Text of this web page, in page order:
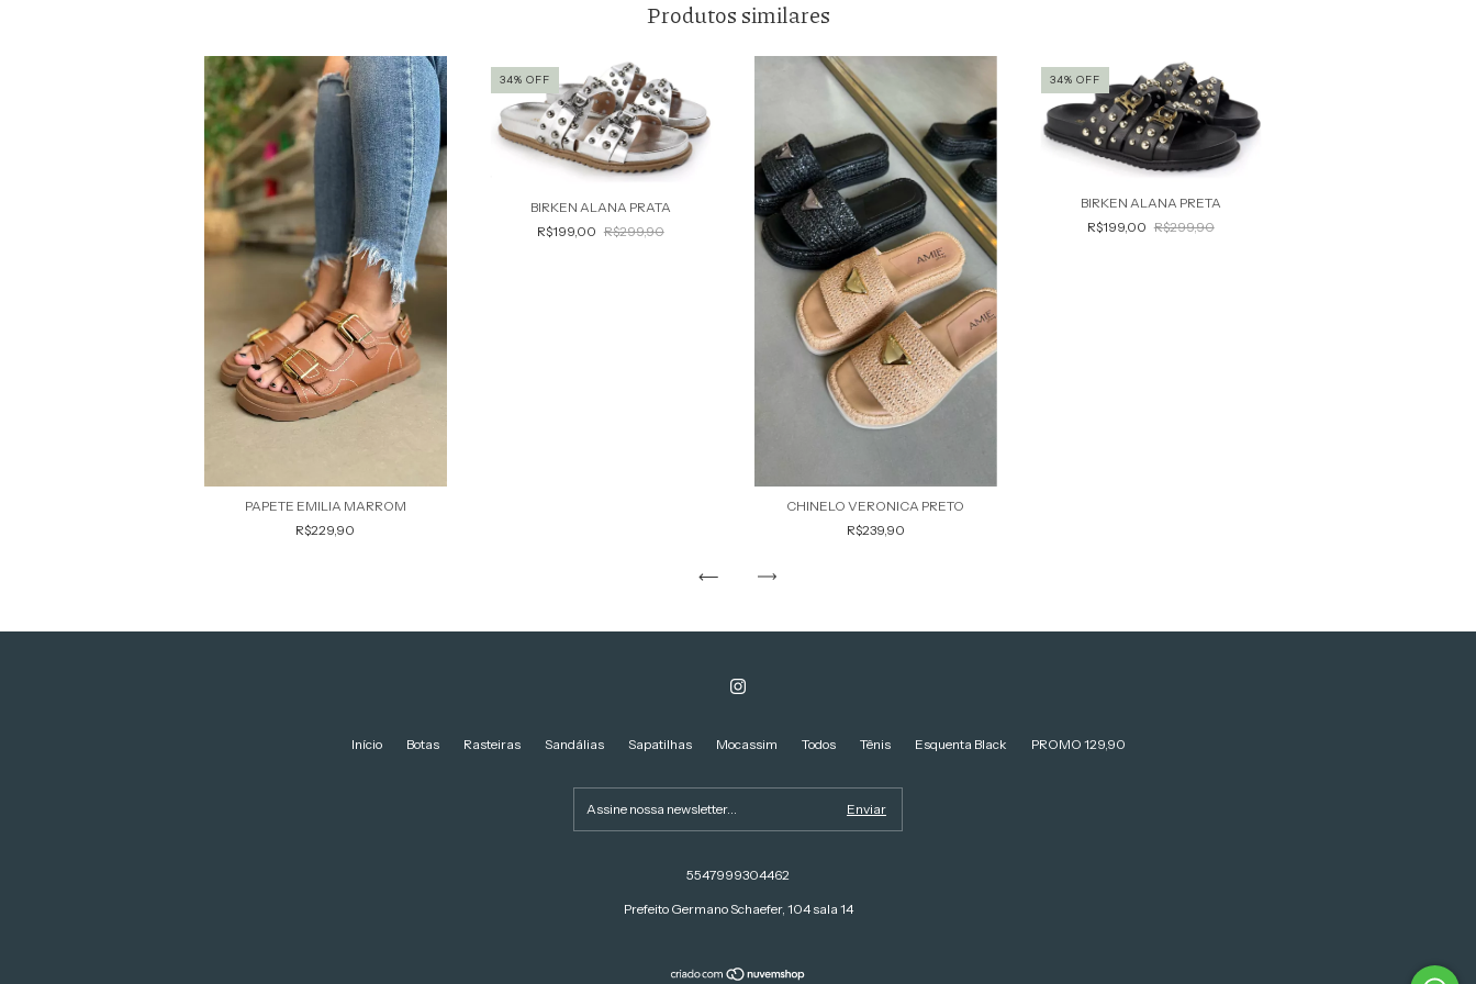
Produtos similares
PAPETE EMILIA MARROM
R$229,90
34% OFF
BIRKEN ALANA PRATA
R$199,00 R$299,90
CHINELO VERONICA PRETO
R$239,90
34% OFF
BIRKEN ALANA PRETA
R$199,00 R$299,90
Início Botas Rasteiras Sandálias Sapatilhas Mocassim Todos Tênis Esquenta Black PROMO 129,90
5547999304462
Prefeito Germano Schaefer, 104 sala 14